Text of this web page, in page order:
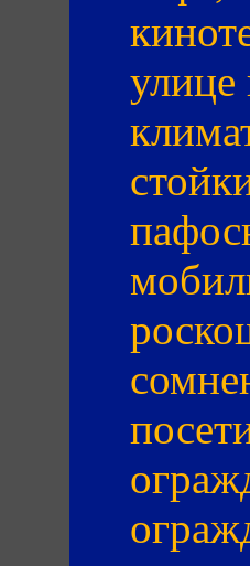
улице